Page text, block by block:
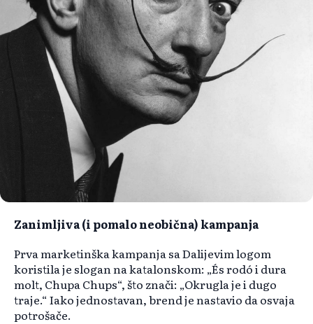
Zanimljiva (i pomalo neobična) kampanja
Prva marketinška kampanja sa Dalijevim logom
koristila je slogan na katalonskom: „És rodó i dura
molt, Chupa Chups“, što znači: „Okrugla je i dugo
traje.“ Iako jednostavan, brend je nastavio da osvaja
potrošače.